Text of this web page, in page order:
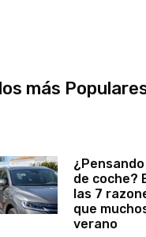
más
de coche?
las 7
que
verano